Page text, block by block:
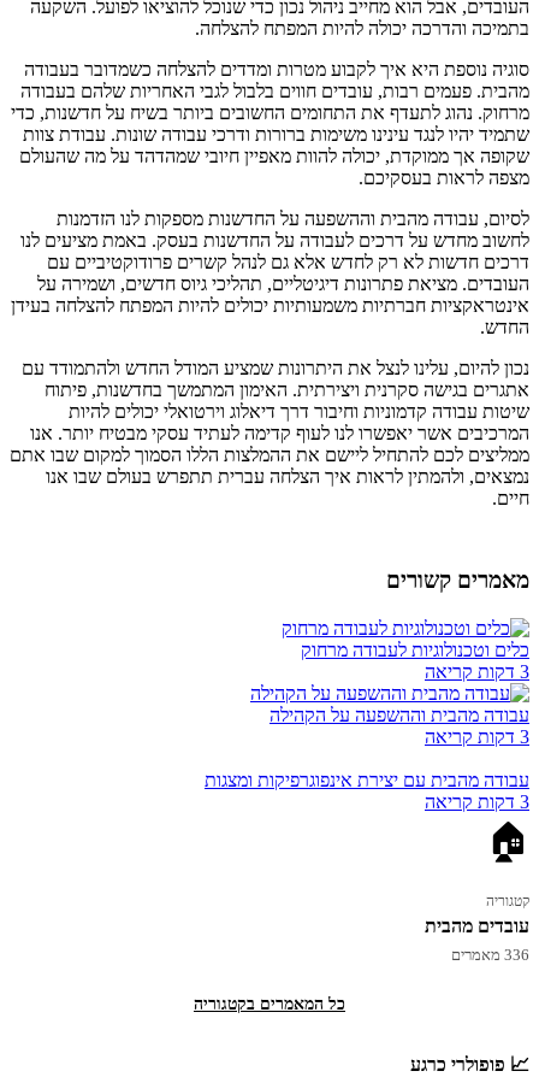
העובדים, אבל הוא מחייב ניהול נכון כדי שנוכל להוציאו לפועל. השקעה
בתמיכה והדרכה יכולה להיות המפתח להצלחה.
סוגיה נוספת היא איך לקבוע מטרות ומדדים להצלחה כשמדובר בעבודה
מהבית. פעמים רבות, עובדים חווים בלבול לגבי האחריות שלהם בעבודה
מרחוק. נהוג לתעדף את התחומים החשובים ביותר בשיח על חדשנות, כדי
שתמיד יהיו לנגד עינינו משימות ברורות ודרכי עבודה שונות. עבודת צוות
שקופה אך ממוקדת, יכולה להוות מאפיין חיובי שמהדהד על מה שהעולם
מצפה לראות בעסקיכם.
לסיום, עבודה מהבית וההשפעה על החדשנות מספקות לנו הזדמנות
לחשוב מחדש על דרכים לעבודה על החדשנות בעסק. באמת מציעים לנו
דרכים חדשות לא רק לחדש אלא גם לנהל קשרים פרודוקטיביים עם
העובדים. מציאת פתרונות דיגיטליים, תהליכי גיוס חדשים, ושמירה על
אינטראקציות חברתיות משמעותיות יכולים להיות המפתח להצלחה בעידן
החדש.
נכון להיום, עלינו לנצל את היתרונות שמציע המודל החדש ולהתמודד עם
אתגרים בגישה סקרנית ויצירתית. האימון המתמשך בחדשנות, פיתוח
שיטות עבודה קדמוניות וחיבור דרך דיאלוג וירטואלי יכולים להיות
המרכיבים אשר יאפשרו לנו לעוף קדימה לעתיד עסקי מבטיח יותר. אנו
ממליצים לכם להתחיל ליישם את ההמלצות הללו הסמוך למקום שבו אתם
נמצאים, ולהמתין לראות איך הצלחה עברית תתפרש בעולם שבו אנו
חיים.
מאמרים קשורים
כלים וטכנולוגיות לעבודה מרחוק
3 דקות קריאה
עבודה מהבית וההשפעה על הקהילה
3 דקות קריאה
עבודה מהבית עם יצירת אינפוגרפיקות ומצגות
3 דקות קריאה
🏠
קטגוריה
עובדים מהבית
336 מאמרים
כל המאמרים בקטגוריה
📈 פופולרי כרגע